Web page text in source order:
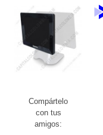
Compártelo
con tus
amigos: